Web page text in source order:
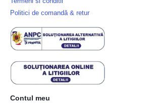
Politici de comandă & retur
Contul meu